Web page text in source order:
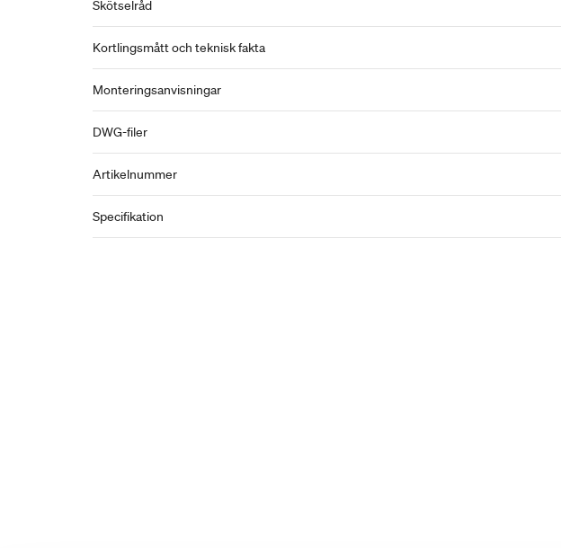
Skötselråd
Kortlingsmått och teknisk fakta
Monteringsanvisningar
DWG-filer
Artikelnummer
Specifikation